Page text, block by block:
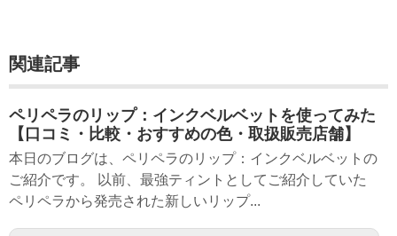
関連記事
ペリペラのリップ：インクベルベットを使ってみた
【口コミ・比較・おすすめの色・取扱販売店舗】
本日のブログは、ペリペラのリップ：インクベルベットの
ご紹介です。 以前、最強ティントとしてご紹介していた
ペリペラから発売された新しいリップ...